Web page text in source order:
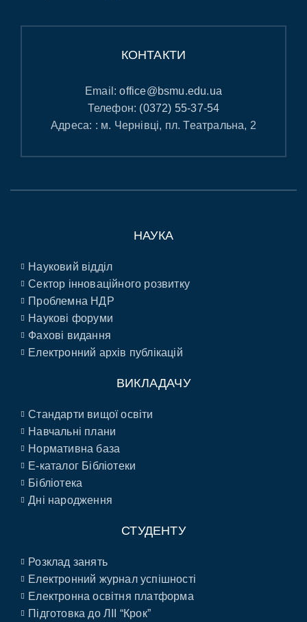
КОНТАКТИ
Email:office@bsmu.edu.ua
Телефон: (0372) 55-37-54
Адреса: : м. Чернівці, пл. Театральна, 2
НАУКА
Науковий відділ
Сектор інноваційного розвитку
Проблемна НДР
Наукові форуми
Фахові видання
Електронний архів публікацій
ВИКЛАДАЧУ
Стандарти вищої освіти
Навчальні плани
Нормативна база
E-каталог Бібліотеки
Бібліотека
Дні народження
СТУДЕНТУ
Розклад занять
Електронний журнал успішності
Електронна освітня платформа
Підготовка до ЛІІ “Крок”